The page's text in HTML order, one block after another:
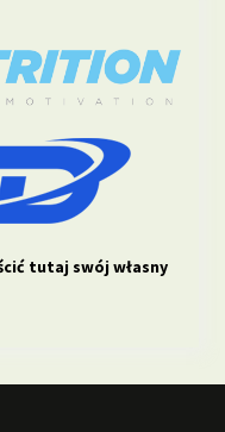
tutaj swój własny